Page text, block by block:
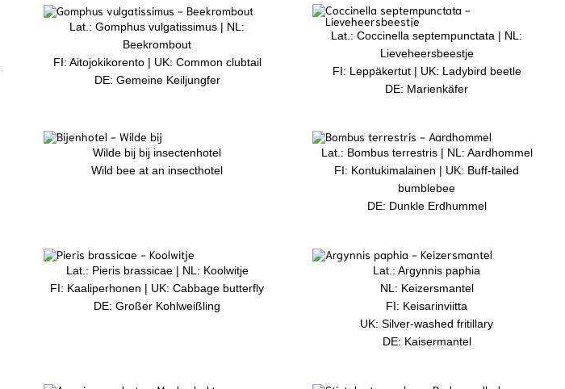
Lat.: Gomphus vulgatissimus | NL:
Beekrombout
FI: Aitojokikorento | UK: Common clubtail
DE: Gemeine Keiljungfer
Lat.: Coccinella septempunctata | NL:
Lieveheersbeestje
FI: Leppäkertut | UK: Ladybird beetle
DE: Marienkäfer
Wilde bij bij insectenhotel
Wild bee at an insecthotel
Lat.: Bombus terrestris | NL: Aardhommel
FI: Kontukimalainen | UK: Buff-tailed
bumblebee
DE: Dunkle Erdhummel
Lat.: Pieris brassicae | NL: Koolwitje
FI: Kaaliperhonen | UK: Cabbage butterfly
DE: Großer Kohlweißling
Lat.: Argynnis paphia
NL: Keizersmantel
FI: Keisarinviitta
UK: Silver-washed fritillary
DE: Kaisermantel